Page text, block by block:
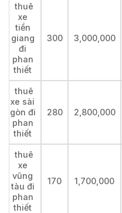
thuê
xe
tiền
giang
đi
phan
thiết
300 3,000,000
thuê
xe sài
gòn đi
phan
thiết
280 2,800,000
thuê
xe
vũng
tàu đi
phan
thiết
170 1,700,000